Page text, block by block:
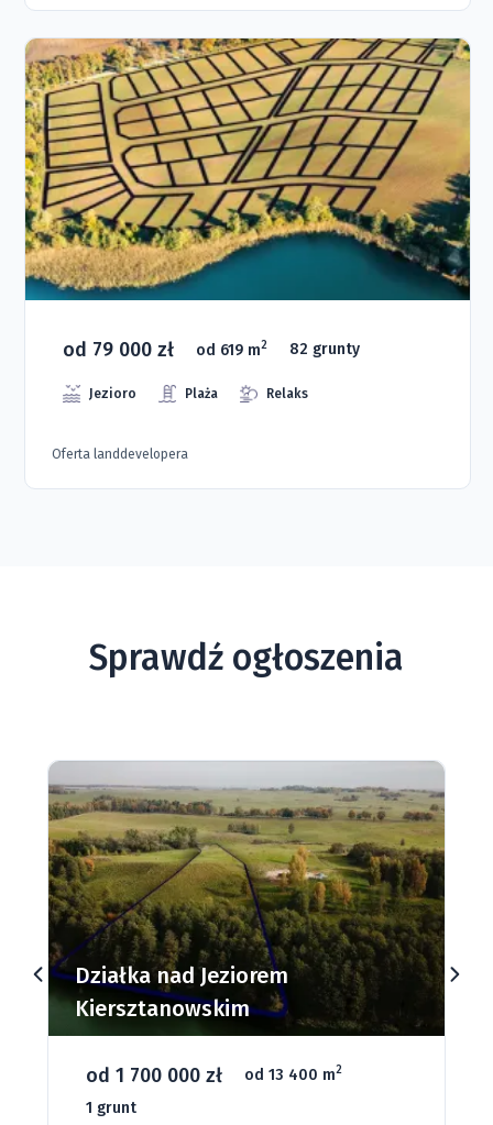
od 79 000 zł od 619 m2 82 grunty
Jezioro Plaża Relaks
Oferta landdevelopera
Sprawdź ogłoszenia
Działki budowlane nad Jeziorem
Dąbrowa Mała
od 93 280 zł od 1075 m